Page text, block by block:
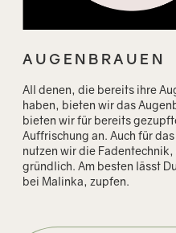
AUGENBRAUEN
All denen, die bereits ihre
haben, bieten wir das
bieten wir für bereits
Auffrischung an. Auch für
nutzen wir die
gründlich. Am besten lässt
bei Malinka, zupfen.